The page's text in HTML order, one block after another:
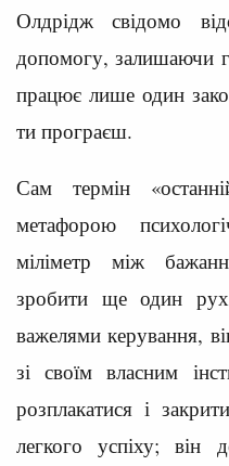
Олдрідж свідомо
допомогу, залишаючи
працює лише один
ти програєш.
Сам термін
метафорою
міліметр між
зробити ще один
важелями керування,
зі своїм власним
розплакатися і
легкого успіху; він